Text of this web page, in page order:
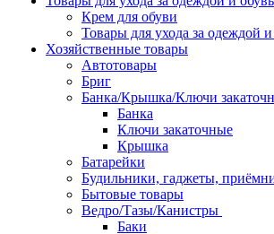
Крем для обуви
Товары для ухода за одеждой
Хозяйственные товары
Автотовары
Бриг
Банка/Крышка/Ключи
Банка
Ключи закаточные
Крышка
Батарейки
Будильники, гаджеты,
Бытовые товары
Ведро/Тазы/Канистры
Баки